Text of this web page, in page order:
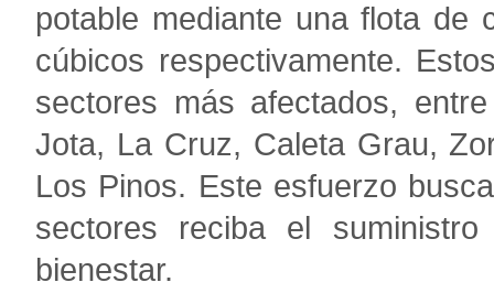
potable mediante una flota de
cúbicos respectivamente.
sectores más afectados,
Jota, La Cruz, Caleta Grau,
Los Pinos. Este esfuerzo
sectores reciba el
bienestar.